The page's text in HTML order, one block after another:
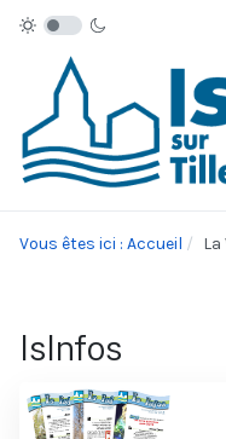
Vous êtes ici : Accueil La
IsInfos